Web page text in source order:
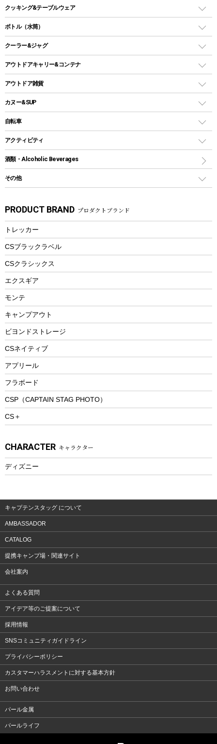
スクエアタープ（レクタタープ）
メッシュタープ
自立式タープ
パラソル
テントアクセサリー
ペグ
グランドシート
ガイドロープ
ツール
LEDライト
ヘッドライト
キャンドル
ガス缶
ガストーチ、ライター
バーベキューコンロ、グリル
焚き火台タイプ（ロースタイル）グリル
卓上タイプグリル
パーティータイプグリル
鉄板、アミ
焚き火台&ストーブ
火起こし
バーベキューツール
クッキング&テーブルウェア
ダッチオーブン
ホットサンドメーカー
クッカーセット
シェラカップ
クッキングツール
ナイフ
カトラリー
マグカップ、カップ
ステンレスボトル
フードボトル
トレー
ランチョンマット
ランチボックス
ボトル（水筒）
ステンレスボトル
コップ付きタイプ
ワンタッチタイプ
プラスチックボトル
ディズニーボトル
クーラー&ジャグ
クーラーボックス
クーラーバッグ
ウォータージャグ
保冷剤
アウトドアキャリー&コンテナ
アウトドアキャリー
アウトドア雑貨
バックパック&バッグ
リュック、バックパック
トートバッグ、サコッシュ
ショッピングキャリー
その他アウトドア雑貨
スプレー関係
ツール、他
カヌー&SUP
インフレータブル
カヤック
パドル
ヘルメット
エアーポンプ
アクセサリー
自転車
折りたたみ自転車
スポーツサイクル
シティサイクル
自転車ウェア
アクティビティ
マリン
ラッシュガード
パラソル
フローティングベスト
ヘルメット
エアーポンプ
ビーチテント
ウィンター
スノーシュー
防寒ウェア
トレッキング
トレッキングアクセサリー
プレイグッズ
ウェルネス
ウェア、タオル
ウェア
酒類・Alcoholic Beverages
その他
湯たんぽ
防災用品
PRODUCT BRAND プロダクトブランド
トレッカー
CSブラックラベル
CSクラシックス
エクスギア
モンテ
キャンプアウト
ビヨンドストレージ
CSネイティブ
アプリール
フラボード
CSP（CAPTAIN STAG PHOTO）
CS＋
CHARACTER キャラクター
ディズニー
キャプテンスタッグ について
AMBASSADOR
CATALOG
提携キャンプ場・関連サイト
会社案内
よくある質問
アイデア等のご提案について
採用情報
SNSコミュニティガイドライン
プライバシーポリシー
カスタマーハラスメントに対する基本方針
お問い合わせ
パール金属
パールライフ